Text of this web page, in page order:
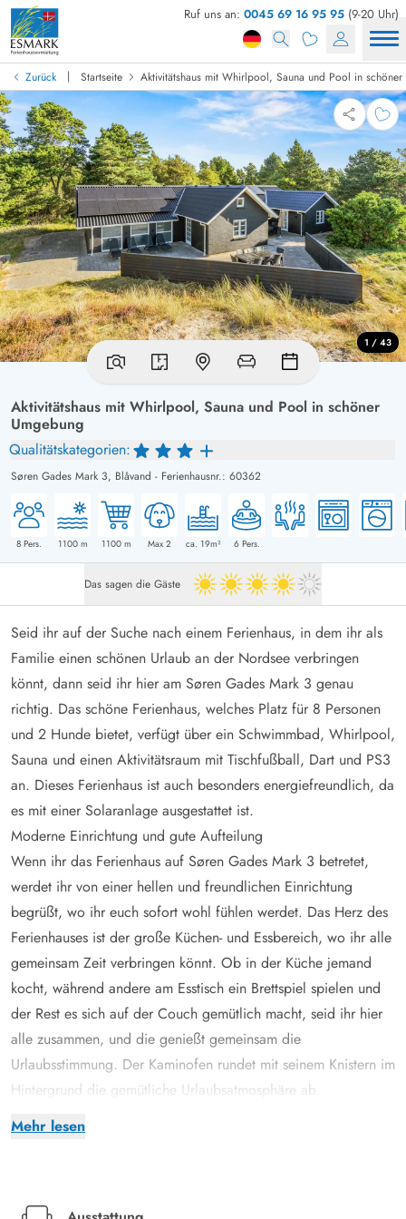
Ruf uns an: 0045 69 16 95 95 (9-20 Uhr)
Zurück | Startseite Aktivitätshaus mit Whirlpool, Sauna und Pool in schöner
Aktivitätshaus mit Whirlpool, Sauna und Pool in schöner
Umgebung
Qualitätskategorien:
Søren Gades Mark 3, Blåvand - Ferienhausnr.: 60362
8 Pers. 1100m 1100m Max 2 ca. 19m² 6Pers.
1 / 43
Das sagen die Gäste 4 von 5
Mehr lesen
Seid ihr auf der Suche nach einem Ferienhaus, in dem ihr als
Familie einen schönen Urlaub an der Nordsee verbringen
könnt, dann seid ihr hier am Søren Gades Mark 3 genau
richtig. Das schöne Ferienhaus, welches Platz für 8 Personen
und 2 Hunde bietet, verfügt über ein Schwimmbad, Whirlpool,
Sauna und einen Aktivitätsraum mit Tischfußball, Dart und PS3
an. Dieses Ferienhaus ist auch besonders energiefreundlich, da
es mit einer Solaranlage ausgestattet ist.
Moderne Einrichtung und gute Aufteilung
Wenn ihr das Ferienhaus auf Søren Gades Mark 3 betretet,
werdet ihr von einer hellen und freundlichen Einrichtung
begrüßt, wo ihr euch sofort wohl fühlen werdet. Das Herz des
Ferienhauses ist der große Küchen- und Essbereich, wo ihr alle
gemeinsam Zeit verbringen könnt. Ob in der Küche jemand
kocht, während andere am Esstisch ein Brettspiel spielen und
der Rest es sich auf der Couch gemütlich macht, seid ihr hier
alle zusammen, und die genießt gemeinsam die
Urlaubsstimmung. Der Kaminofen rundet mit seinem Knistern im
Hintergrund die gemütliche Urlaubsatmosphäre ab.
In der Schlafabteilung des Ferienhauses erwarten euch 4 gute